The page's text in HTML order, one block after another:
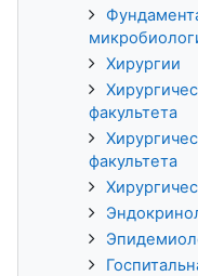
Хирургии
факультета
факультета